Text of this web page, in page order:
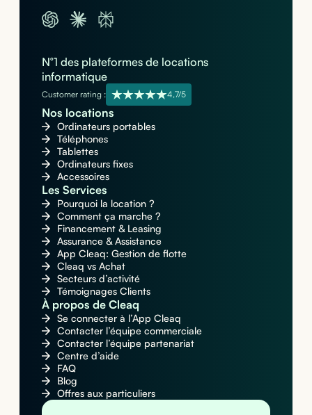
N°1 des plateformes de locations
informatique
Customer rating : 4,7/5
Nos locations
Ordinateurs portables
Téléphones
Tablettes
Ordinateurs fixes
Accessoires
Les Services
Pourquoi la location ?
Comment ça marche ?
Financement & Leasing
Assurance & Assistance
App Cleaq: Gestion de flotte
Cleaq vs Achat
Secteurs d’activité
Témoignages Clients
À propos de Cleaq
Se connecter à l’App Cleaq
Contacter l’équipe commerciale
Contacter l’équipe partenariat
Centre d’aide
FAQ
Blog
Offres aux particuliers